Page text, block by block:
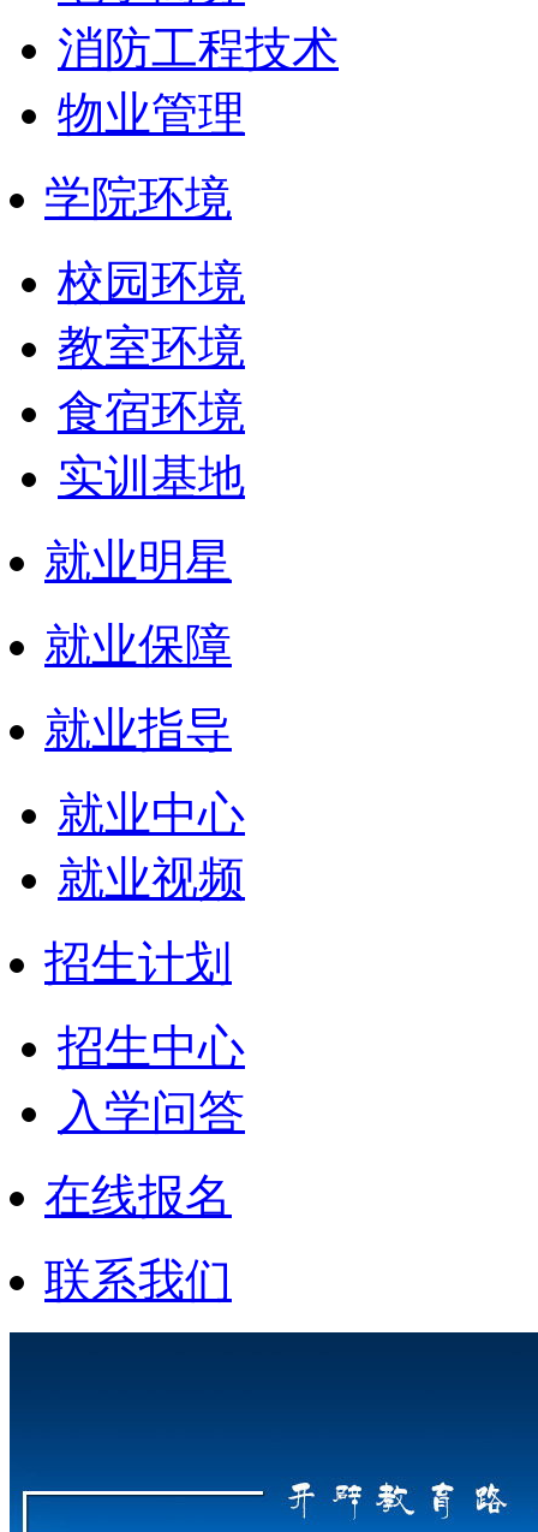
消防工程技术
物业管理
学院环境
校园环境
教室环境
食宿环境
实训基地
就业明星
就业保障
就业指导
就业中心
就业视频
招生计划
招生中心
入学问答
在线报名
联系我们